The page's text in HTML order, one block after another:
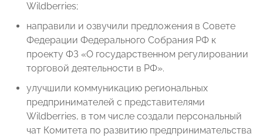
Wildberries;
направили и озвучили предложения в Совете
Федерации Федерального Собрания РФ к
проекту ФЗ «О государственном регулировании
торговой деятельности в РФ».
улучшили коммуникацию региональных
предпринимателей с представителями
Wildberries, в том числе создали персональный
чат Комитета по развитию предпринимательства